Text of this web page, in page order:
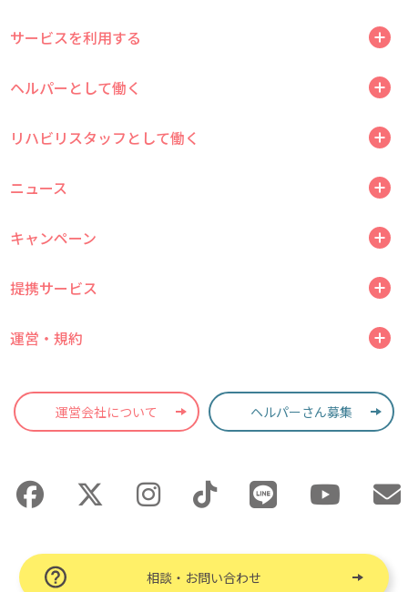
サービスを利用する
ヘルパーとして働く
リハビリスタッフとして働く
ニュース
キャンペーン
提携サービス
運営・規約
運営会社について ヘルパーさん募集
相談・お問い合わせ